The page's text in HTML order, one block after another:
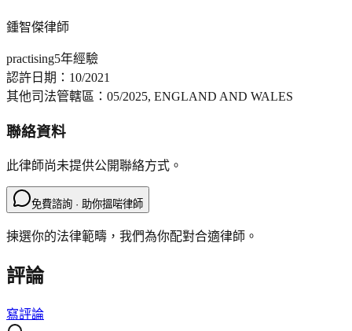
鍾智傑律師
practising5年經驗
認許日期： 10/2021
其他司法管轄區： 05/2025, ENGLAND AND WALES
聯絡資料
此律師尚未提供公開聯絡方式。
免費諮詢 · 助你搵啱律師
揀選你的法律範疇，我們為你配對合適律師。
評論
寫評論